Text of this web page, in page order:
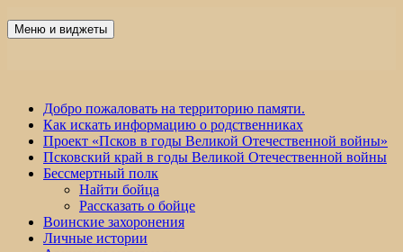
Победа 60
Меню и виджеты
Добро пожаловать на территорию памяти.
Как искать информацию о родственниках
Проект «Псков в годы Великой Отечественной войны»
Псковский край в годы Великой Отечественной войны
Бессмертный полк
Найти бойца
Рассказать о бойце
Воинские захоронения
Личные истории